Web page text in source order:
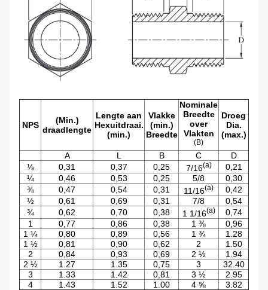
NPS
(Min.)
draadlengte
Lengte aan
Hexuitdraai.
(min.)
Vlakke
(min.)
Breedte
Nominale
Breedte
over
Vlakten
(B)
Droeg
Dia.
(max.)
A L B C
D
⅛
0,31 0,37 0,25 7/16(a)
0,21
¼
0,46 0,53 0,25 5/8
0,30
⅜
0,47 0,54 0,31 11/16(a)
0,42
½
0,61 0,69 0,31 7/8
0,54
¾
0,62 0,70 0,38 1 1/16(a)
0,74
1
0,77 0,86 0,38 1 ⅜
0,96
1 ¼
0,80 0,89 0,56 1 ¾
1.28
1 ½
0,81 0,90 0,62 2
1.50
2
0,84 0,93 0,69 2 ½
1.94
2 ½
1.27 1.35 0,75 3
32.40
3
1.33 1.42 0,81 3 ½
2.95
4
1.43 1.52 1.00 4 ⅝ 3.82